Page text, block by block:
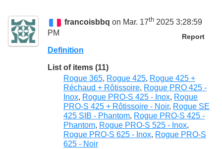
francoisbbq on Mar. 17th 2025 3:28:59
PM
Report
Definition
List of items (11)
Rogue 365, Rogue 425, Rogue 425 +
Réchaud + Rôtissoire, Rogue PRO 425 -
Inox, Rogue PRO-S 425 - Inox, Rogue
PRO-S 425 + Rôtissoire - Noir, Rogue SE
425 SIB - Phantom, Rogue PRO-S 425 -
Phantom, Rogue PRO-S 525 - Inox,
Rogue PRO-S 625 - Inox, Rogue PRO-S
625 - Noir